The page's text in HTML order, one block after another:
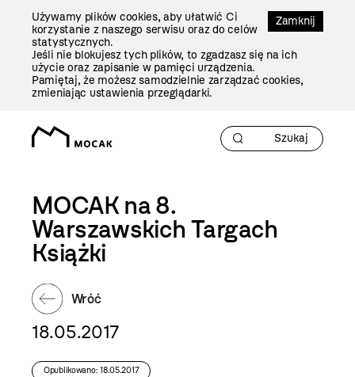
Zamknij
Używamy plików cookies, aby ułatwić Ci
korzystanie z naszego serwisu oraz do celów
statystycznych.
Jeśli nie blokujesz tych plików, to zgadzasz się na ich
użycie oraz zapisanie w pamięci urządzenia.
Pamiętaj, że możesz samodzielnie zarządzać cookies,
zmieniając ustawienia przeglądarki.
MOCAK na 8.
Warszawskich Targach
Książki
Wróć
18.05.2017
Opublikowano: 18.05.2017